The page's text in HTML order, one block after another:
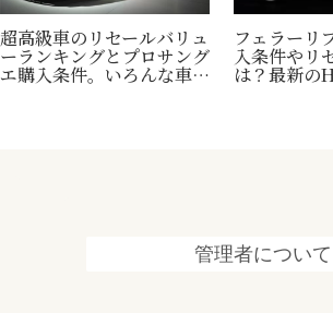
超高級車のリセールバリュ
ーランキングとプロサング
エ購入条件。いろんな車の
フェラーリ
入条件やリ
は？最新
管理者について